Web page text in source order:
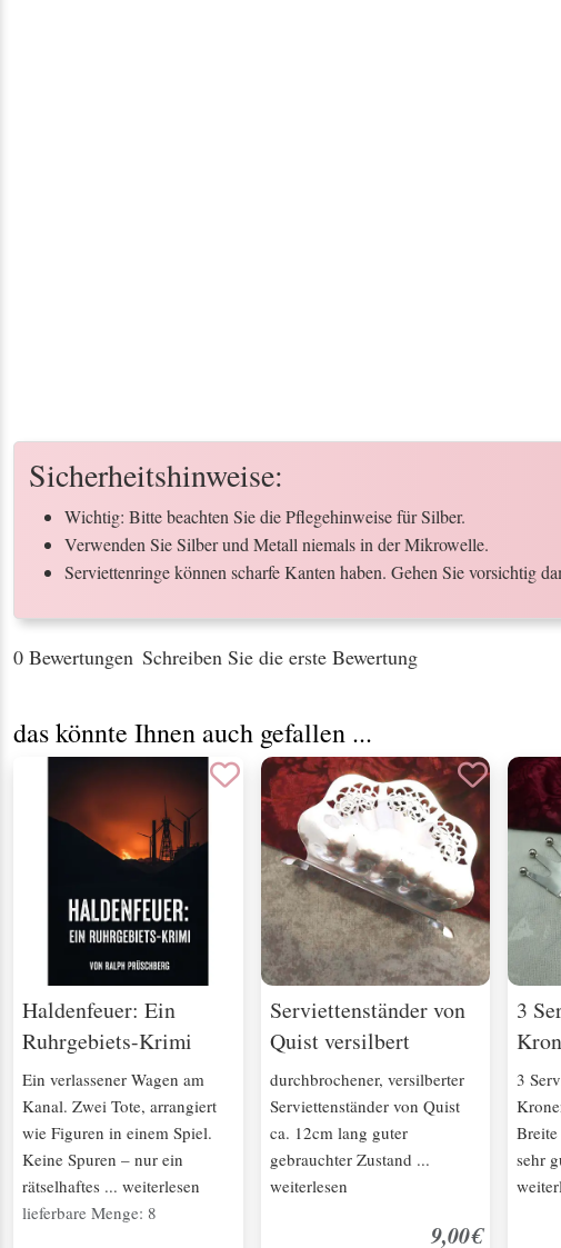
Sicherheitshinweise:
Wichtig: Bitte beachten Sie die Pflegehinweise für Silber.
Verwenden Sie Silber und Metall niemals in der Mikrowelle.
Serviettenringe können scharfe Kanten haben. Gehen Sie vorsichtig
0 Bewertungen Schreiben Sie die erste Bewertung
das könnte Ihnen auch gefallen ...
Haldenfeuer: Ein
Ruhrgebiets-Krimi
Ein verlassener Wagen am
Kanal. Zwei Tote, arrangiert
wie Figuren in einem Spiel.
Keine Spuren – nur ein
rätselhaftes ... weiterlesen
lieferbare Menge: 8
Serviettenständer von
Quist versilbert
durchbrochener, versilberter
Serviettenständer von Quist
ca. 12cm lang guter
gebrauchter Zustand ...
weiterlesen
9,00€
3
3
sehr